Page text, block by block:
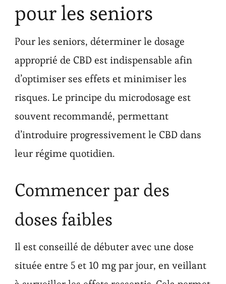
pour les seniors
Pour les seniors, déterminer le dosage
approprié de CBD est indispensable afin
d’optimiser ses effets et minimiser les
risques. Le principe du microdosage est
souvent recommandé, permettant
d’introduire progressivement le CBD dans
leur régime quotidien.
Commencer par des
doses faibles
Il est conseillé de débuter avec une dose
située entre 5 et 10 mg par jour, en veillant